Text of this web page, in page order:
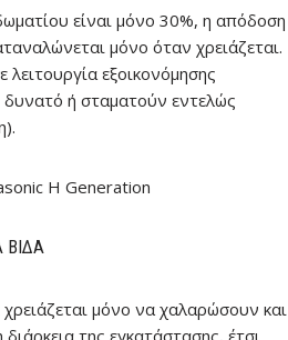
είναι μόνο 30%, η απόδοση
μόνο όταν χρειάζεται.
εξοικονόμησης
ή σταματούν εντελώς
μόνο να χαλαρώσουν και
της εγκατάστασης, έτσι